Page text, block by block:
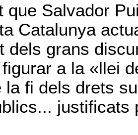
que Salvador
Catalunya
dels grans
a la «llei
la fi dels drets
justificats